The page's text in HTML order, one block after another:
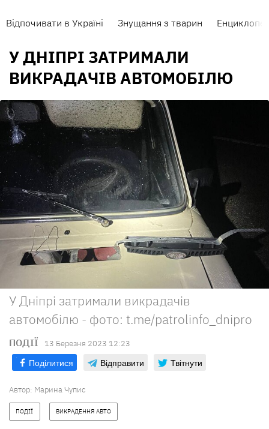
Відпочивати в Україні Знущання з тварин
У ДНІПРІ ЗАТРИМАЛИ
ВИКРАДАЧІВ АВТОМОБІЛЮ
У Дніпрі затримали викрадачів
автомобілю - фото: t.me/patrolinfo_dnipro
ПОДІЇ 13 Березня 2023 12:23
Поділитися Відправити Твітнути
Автор: Марина Чупис
ПОДІЇ ВИКРАДЕННЯ АВТО